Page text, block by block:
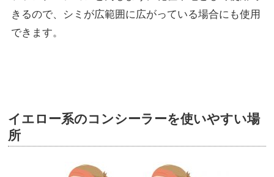
きるので、シミが広範囲に広がっている場合にも使用
できます。
イエロー系のコンシーラーを使いやすい場
所